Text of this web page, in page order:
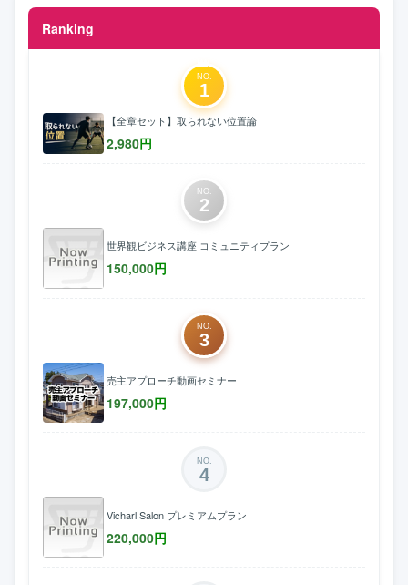
Ranking
NO.
1
【全章セット】取られない位置論
2,980円
NO.
2
世界観ビジネス講座 コミュニティプラン
150,000円
NO.
3
売主アプローチ動画セミナー
197,000円
NO.
4
Vicharl Salon プレミアムプラン
220,000円